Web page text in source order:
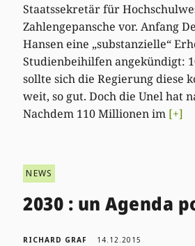
Staatssekretär für
Zahlengepansche vor. Anfang
Hansen eine „substanzielle“
Studienbeihilfen angekündigt:
sollte sich die Regierung diese
weit, so gut. Doch die Unel hat
Nachdem 110 Millionen im [+]
NEWS
2030 : un Agenda
RICHARD GRAF 14.12.2015